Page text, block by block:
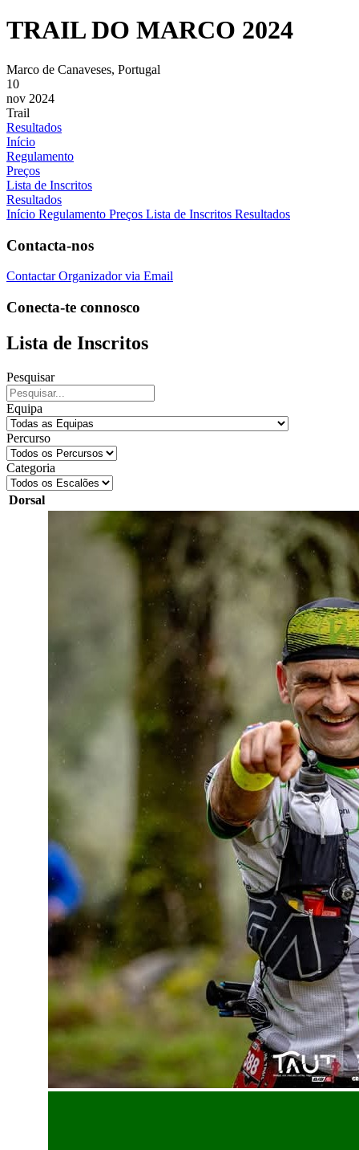
TRAIL DO MARCO 2024
Marco de Canaveses, Portugal
10
nov 2024
Trail
Resultados
Início
Regulamento
Preços
Lista de Inscritos
Resultados
Início Regulamento Preços Lista de Inscritos Resultados
Contacta-nos
Contactar Organizador via Email
Conecta-te connosco
Lista de Inscritos
Pesquisar
Equipa
Percurso
Categoria
Dorsal